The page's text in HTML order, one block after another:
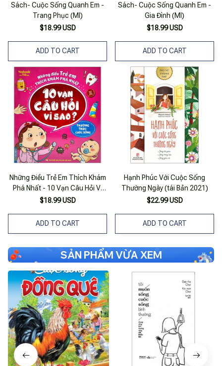
Sách- Cuộc Sống Quanh Em -
Trang Phục (Ml)
$18.99 USD
ADD TO CART
Sách- Cuộc Sống Quanh Em -
Gia Đình (Ml)
$18.99 USD
ADD TO CART
Những Điều Trẻ Em Thích Khám
Phá Nhất - 10 Vạn Câu Hỏi Vì
Sao? - Thường Thức Cuộc
$18.99 USD
ADD TO CART
Hạnh Phúc Với Cuộc Sống
Thường Ngày (tái Bản 2021)
$22.99 USD
ADD TO CART
SẢN PHẨM VỪA XEM